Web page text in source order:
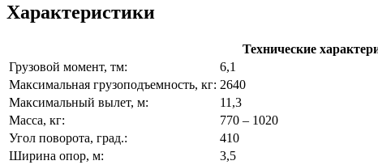
Характеристики
Технические
Грузовой момент, тм:
6,1
Максимальная грузоподъемность, кг: 2640
Максимальный вылет, м:
11,3
Масса, кг:
770 – 1020
Угол поворота, град.:
410
Ширина опор, м:
3,5